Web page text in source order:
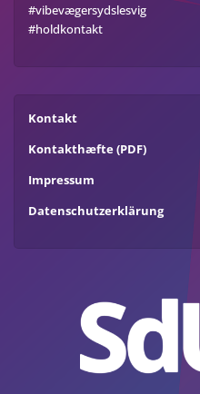
#vibevægersydslesvig
#holdkontakt
Kontakt
Kontakthæfte (PDF)
Impressum
Datenschutzerklärung